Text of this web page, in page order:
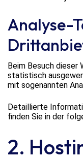
Analyse-
Beim Besuch dieser
statistisch
mit sogenannten
Detaillierte
finden Sie in der
2.